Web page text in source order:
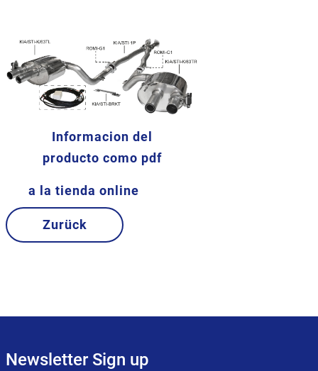
Informacion del
producto como pdf
a la tienda online
Zurück
Newsletter Sign up